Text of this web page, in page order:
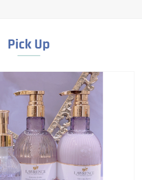
Pick Up